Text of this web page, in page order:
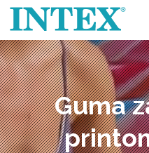
Guma